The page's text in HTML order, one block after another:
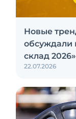
Новые
обсуждали
склад 2026»
22.07.2026